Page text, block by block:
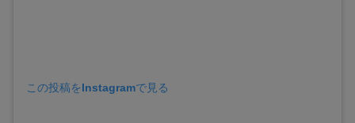
この投稿をInstagramで見る